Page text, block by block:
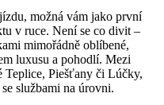
možná vám jako první
v ruce. Není se co divit –
mimořádně oblíbené,
luxusu a pohodlí. Mezi
Teplice, Piešťany či Lúčky,
službami na úrovni.